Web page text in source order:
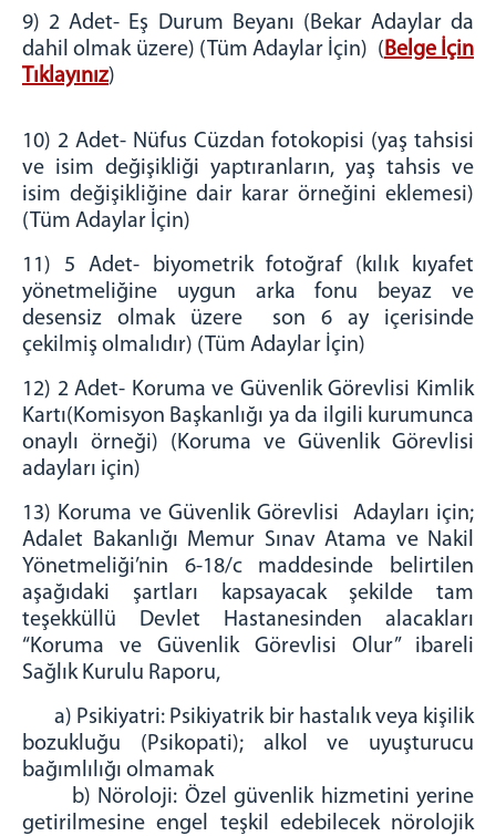
9) 2 Adet- Eş Durum Beyanı (Bekar Adaylar da
dahil olmak üzere) (Tüm Adaylar İçin) (Belge İçin
Tıklayınız)
10) 2 Adet- Nüfus Cüzdan fotokopisi (yaş tahsisi
ve isim değişikliği yaptıranların, yaş tahsis ve
isim değişikliğine dair karar örneğini eklemesi)
(Tüm Adaylar İçin)
11) 5 Adet- biyometrik fotoğraf (kılık kıyafet
yönetmeliğine uygun arka fonu beyaz ve
desensiz olmak üzere son 6 ay içerisinde
çekilmiş olmalıdır) (Tüm Adaylar İçin)
12) 2 Adet- Koruma ve Güvenlik Görevlisi Kimlik
Kartı(Komisyon Başkanlığı ya da ilgili kurumunca
onaylı örneği) (Koruma ve Güvenlik Görevlisi
adayları için)
13) Koruma ve Güvenlik Görevlisi Adayları için;
Adalet Bakanlığı Memur Sınav Atama ve Nakil
Yönetmeliği’nin 6-18/c maddesinde belirtilen
aşağıdaki şartları kapsayacak şekilde tam
teşekküllü Devlet Hastanesinden alacakları
“Koruma ve Güvenlik Görevlisi Olur” ibareli
Sağlık Kurulu Raporu,
a) Psikiyatri: Psikiyatrik bir hastalık veya kişilik
bozukluğu (Psikopati); alkol ve uyuşturucu
bağımlılığı olmamak
b) Nöroloji: Özel güvenlik hizmetini yerine
getirilmesine engel teşkil edebilecek nörolojik